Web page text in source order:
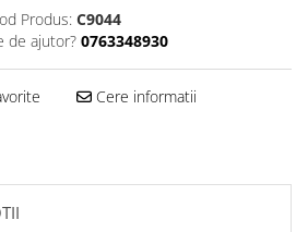
Produs: C9044
de ajutor? 0763348930
Cere informatii